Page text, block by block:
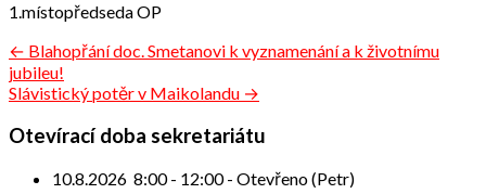
1.místopředseda OP
Navigace
pro
← Blahopřání doc. Smetanovi k vyznamenání a k životnímu
jubileu!
Slávistický potěr v Maikolandu →
Otevírací doba sekretariátu
10.8.2026 8:00- 12:00- Otevřeno (Petr)